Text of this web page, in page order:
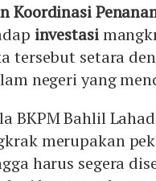
Koordinasi
investasi
tersebut setara
negeri yang
BKPM Bahlil
merupakan
harus segera